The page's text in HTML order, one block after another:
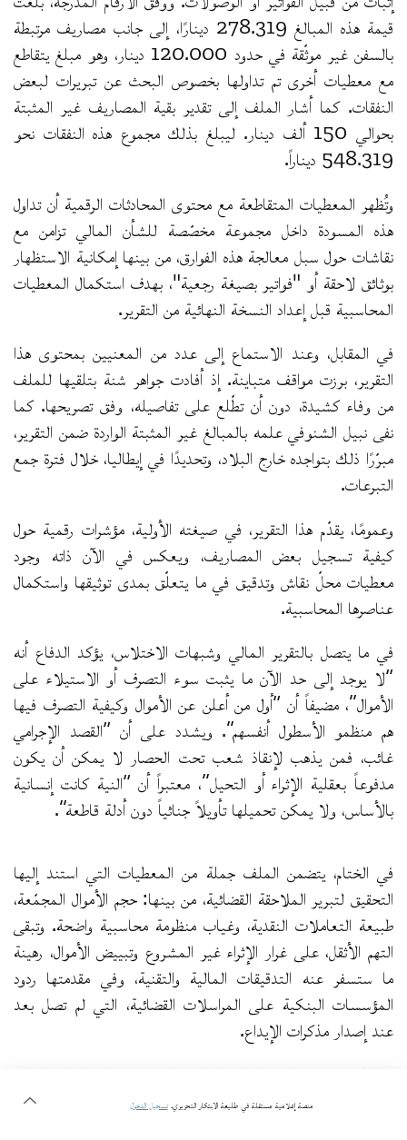
قيمة هذه المبالغ 278.319 دينارًا، إلى جانب مصاريف مرتبطة
بالسفن غير موثّقة في حدود 120.000 دينار، وهو مبلغ يتقاطع
مع معطيات أخرى تم تداولها بخصوص البحث عن تبريرات لبعض
النفقات. كما أشار الملف إلى تقدير بقية المصاريف غير المثبتة
بحوالي 150 ألف دينار. ليبلغ بذلك مجموع هذه النفقات نحو
548.319 ديناراً.
وتُظهر المعطيات المتقاطعة مع محتوى المحادثات الرقمية أن تداول
هذه المسودة داخل مجموعة مخصّصة للشأن المالي تزامن مع
نقاشات حول سبل معالجة هذه الفوارق، من بينها إمكانية الاستظهار
بوثائق لاحقة أو "فواتير بصيغة رجعية"، بهدف استكمال المعطيات
المحاسبية قبل إعداد النسخة النهائية من التقرير.
في المقابل، وعند الاستماع إلى عدد من المعنيين بمحتوى هذا
التقرير، برزت مواقف متباينة. إذ أفادت جواهر شنة بتلقيها للملف
من وفاء كشيدة، دون أن تطّلع على تفاصيله، وفق تصريحها. كما
نفى نبيل الشنوفي علمه بالمبالغ غير المثبتة الواردة ضمن التقرير،
مبرّرًا ذلك بتواجده خارج البلاد، وتحديدًا في إيطاليا، خلال فترة جمع
التبرعات.
وعمومًا، يقدّم هذا التقرير، في صيغته الأولية، مؤشرات رقمية حول
كيفية تسجيل بعض المصاريف، ويعكس في الآن ذاته وجود
معطيات محلّ نقاش وتدقيق في ما يتعلّق بمدى توثيقها واستكمال
عناصرها المحاسبية.
في ما يتصل بالتقرير المالي وشبهات الاختلاس، يؤكد الدفاع أنه
“لا يوجد إلى حد الآن ما يثبت سوء التصرف أو الاستيلاء على
الأموال”، مضيفاً أن “أول من أعلن عن الأموال وكيفية التصرف فيها
هم منظمو الأسطول أنفسهم”. ويشدد على أن “القصد الإجرامي
غائب، فمن يذهب لإنقاذ شعب تحت الحصار لا يمكن أن يكون
مدفوعاً بعقلية الإثراء أو التحيل”، معتبراً أن “النية كانت إنسانية
بالأساس، ولا يمكن تحميلها تأويلاً جنائياً دون أدلة قاطعة”.
في الختام، يتضمن الملف جملة من المعطيات التي استند إليها
التحقيق لتبرير الملاحقة القضائية، من بينها: حجم الأموال المجمّعة،
طبيعة التعاملات النقدية، وغياب منظومة محاسبية واضحة. وتبقى
التهم الأثقل، على غرار الإثراء غير المشروع وتبييض الأموال، رهينة
ما ستسفر عنه التدقيقات المالية والتقنية، وفي مقدمتها ردود
المؤسسات البنكية على المراسلات القضائية، التي لم تصل بعد
عند إصدار مذكرات الإيداع.
كما لا يمكن فصل هذا المسار القضائي عن سياقه العام، إذ جاء
تحريك الملف في أعقاب أحداث سيدي بوسعيد، حيث تم منع أعضاء
منصة إعلامية مستقلة في طليعة الابتكار التحريري.تسجيل الدخول